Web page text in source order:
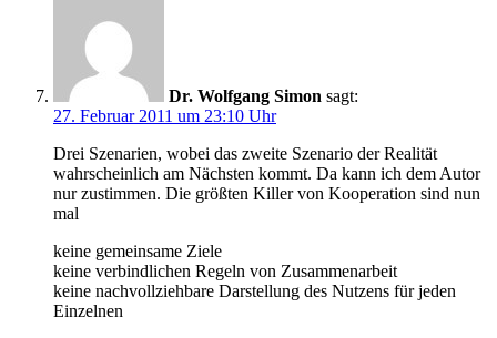
Dr. Wolfgang Simon sagt:
27. Februar 2011 um 23:10 Uhr
Drei Szenarien, wobei das zweite Szenario der Realität
wahrscheinlich am Nächsten kommt. Da kann ich dem Autor
nur zustimmen. Die größten Killer von Kooperation sind nun
mal
keine gemeinsame Ziele
keine verbindlichen Regeln von Zusammenarbeit
keine nachvollziehbare Darstellung des Nutzens für jeden
Einzelnen